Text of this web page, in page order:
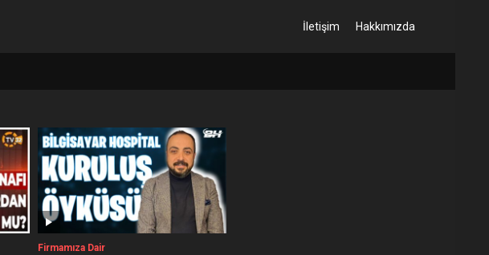
İletişim Hakkımızda
Firmamıza Dair